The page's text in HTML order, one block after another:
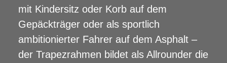
mit Kindersitz oder Korb auf dem
Gepäckträger oder als sportlich
ambitionierter Fahrer auf dem Asphalt –
der Trapezrahmen bildet als Allrounder die